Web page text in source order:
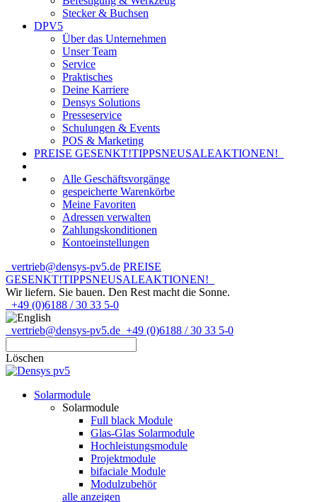
Stecker & Buchsen
DPV5
Über das Unternehmen
Unser Team
Service
Praktisches
Deine Karriere
Densys Solutions
Presseservice
Schulungen & Events
POS & Marketing
PREISE GESENKT!TIPPSNEUSALEAKTIONEN!
Alle Geschäftsvorgänge
gespeicherte Warenkörbe
Meine Favoriten
Adressen verwalten
Zahlungskonditionen
Kontoeinstellungen
vertrieb@densys-pv5.de PREISE
GESENKT!TIPPSNEUSALEAKTIONEN!
Wir liefern. Sie bauen. Den Rest macht die Sonne.
+49 (0)6188 / 30 33 5-0
vertrieb@densys-pv5.de +49 (0)6188 / 30 33 5-0
Löschen
Solarmodule
Solarmodule
Full black Module
Glas-Glas Solarmodule
Hochleistungsmodule
Projektmodule
bifaciale Module
Modulzubehör
alle anzeigen